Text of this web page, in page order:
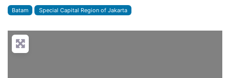
Batam Special Capital Region of Jakarta